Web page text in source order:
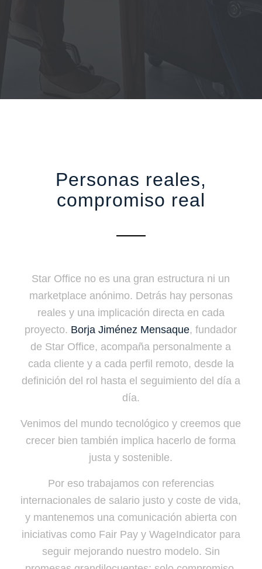
Personas reales,
compromiso real
Star Office no es una gran estructura ni un
marketplace anónimo. Detrás hay personas
reales y una implicación directa en cada
proyecto. Borja Jiménez Mensaque, fundador
de Star Office, acompaña personalmente a
cada cliente y a cada perfil remoto, desde la
definición del rol hasta el seguimiento del día a
día.
Venimos del mundo tecnológico y creemos que
crecer bien también implica hacerlo de forma
justa y sostenible.
Por eso trabajamos con referencias
internacionales de salario justo y coste de vida,
y mantenemos una comunicación abierta con
iniciativas como Fair Pay y WageIndicator para
seguir mejorando nuestro modelo. Sin